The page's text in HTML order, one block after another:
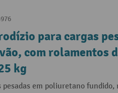
para cargas
com rolamentos
kg
pesadas em poliuretano